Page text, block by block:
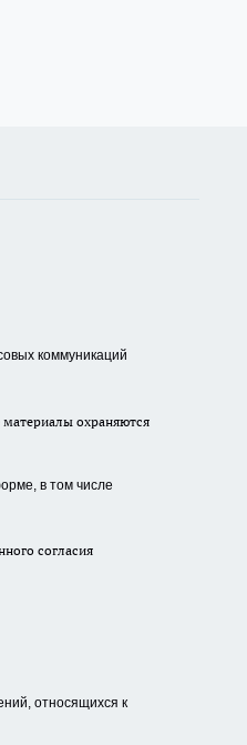
коммуникаций
охраняются
в том числе
согласия
относящихся к